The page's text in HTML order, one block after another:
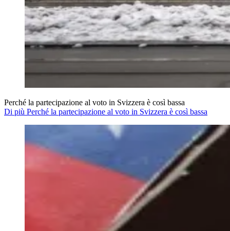
Perché la partecipazione al voto in Svizzera è così bassa
Di più Perché la partecipazione al voto in Svizzera è così bassa